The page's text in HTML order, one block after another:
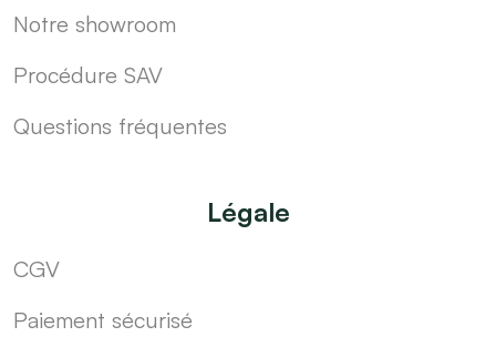
Notre showroom
Procédure SAV
Questions fréquentes
Légale
CGV
Paiement sécurisé